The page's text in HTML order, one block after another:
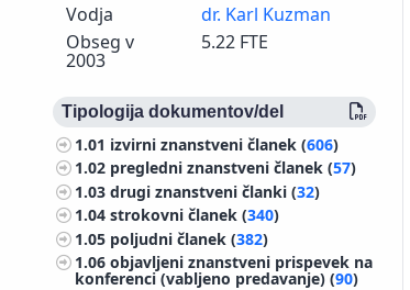
Vodja
dr. Karl Kuzman
Obseg v
2003
5.22 FTE
Tipologija dokumentov/del
1.01 izvirni znanstveni članek (606)
1.02 pregledni znanstveni članek (57)
1.03drugi znanstveni članki (32)
1.04strokovni članek (340)
1.05 poljudni članek (382)
1.06objavljeni znanstveni prispevek na
konferenci (vabljeno predavanje) (90)